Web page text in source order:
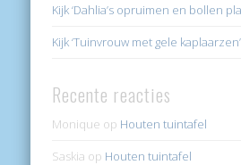
Kijk ‘Dahlia’s opruimen en bollen
Kijk ‘Tuinvrouw met gele
Recente reacties
Monique op Houten tuintafel
Saskia op Houten tuintafel